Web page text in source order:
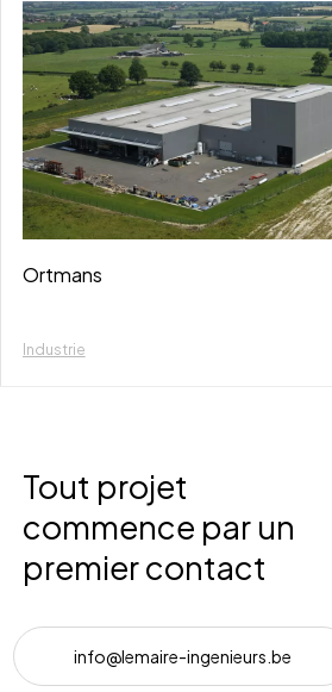
Ortmans
Industrie
Tout projet
commence par un
premier contact
info@lemaire-ingenieurs be